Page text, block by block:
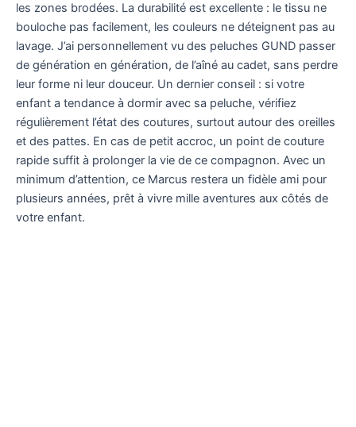
les zones brodées. La durabilité est excellente : le tissu ne
bouloche pas facilement, les couleurs ne déteignent pas au
lavage. J’ai personnellement vu des peluches GUND passer
de génération en génération, de l’aîné au cadet, sans perdre
leur forme ni leur douceur. Un dernier conseil : si votre
enfant a tendance à dormir avec sa peluche, vérifiez
régulièrement l’état des coutures, surtout autour des oreilles
et des pattes. En cas de petit accroc, un point de couture
rapide suffit à prolonger la vie de ce compagnon. Avec un
minimum d’attention, ce Marcus restera un fidèle ami pour
plusieurs années, prêt à vivre mille aventures aux côtés de
votre enfant.